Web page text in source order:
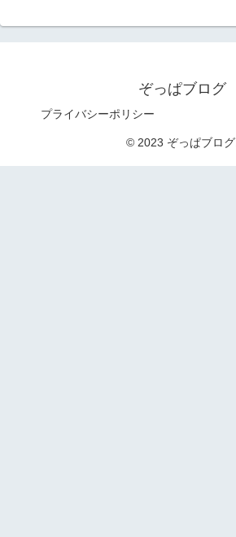
ぞっぱブログ
プライバシーポリシー
© 2023 ぞっぱブログ.